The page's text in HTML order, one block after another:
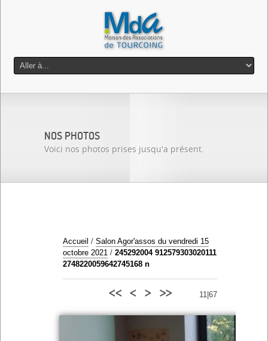
NOS PHOTOS
Voici nos photos prises jusqu'a présent.
Accueil / Salon Agor'assos du vendredi 15
octobre 2021 / 245292004 912579303020111
2748220059642745168 n
11|67
<< < > >>